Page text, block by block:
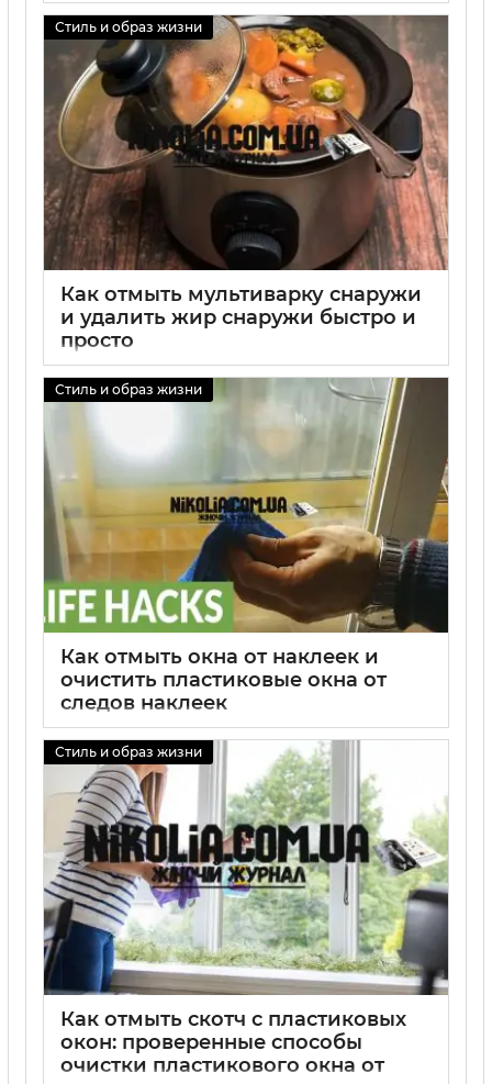
Стиль и образ жизни
Как отмыть мультиварку снаружи
и удалить жир снаружи быстро и
просто
Стиль и образ жизни
Как отмыть окна от наклеек и
очистить пластиковые окна от
следов наклеек
Стиль и образ жизни
Как отмыть скотч с пластиковых
окон: проверенные способы
очистки пластикового окна от